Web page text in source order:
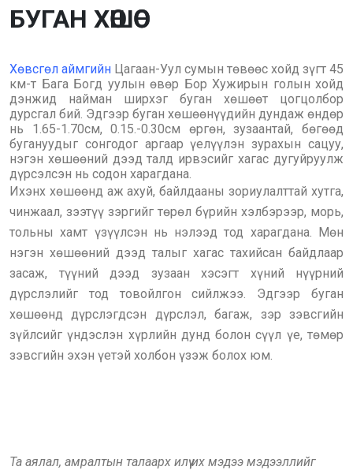
БУГАН ХӨШӨӨ
Хөвсгөл аймгийн Цагаан-Уул сумын төвөөс хойд зүгт 45
км-т Бага Богд уулын өвөр Бор Хужирын голын хойд
дэнжид найман ширхэг буган хөшөөт цогцолбор
дурсгал бий. Эдгээр буган хөшөөнүүдийн дундаж өндөр
нь 1.65-1.70см, 0.15.-0.30см өргөн, зузаантай, бөгөөд
бугануудыг сонгодог аргаар үелүүлэн зурахын сацуу,
нэгэн хөшөөний дээд талд ирвэсийг хагас дугуйруулж
дүрсэлсэн нь содон харагдана.
Ихэнх хөшөөнд аж ахуй, байлдааны зориулалттай хутга,
чинжаал, зээтүү зэргийг төрөл бүрийн хэлбэрээр, морь,
тольны хамт үзүүлсэн нь нэлээд тод харагдана. Мөн
нэгэн хөшөөний дээд талыг хагас тахийсан байдлаар
засаж, түүний дээд зузаан хэсэгт хүний нүүрний
дүрслэлийг тод товойлгон сийлжээ. Эдгээр буган
хөшөөнд дүрслэгдсэн дүрслэл, багаж, зэр зэвсгийн
зүйлсийг үндэслэн хүрлийн дунд болон сүүл үе, төмөр
зэвсгийн эхэн үетэй холбон үзэж болох юм.
Та аялал, амралтын талаарх илүү их мэдээ мэдээллийг